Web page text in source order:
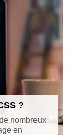
?
nombreux
en